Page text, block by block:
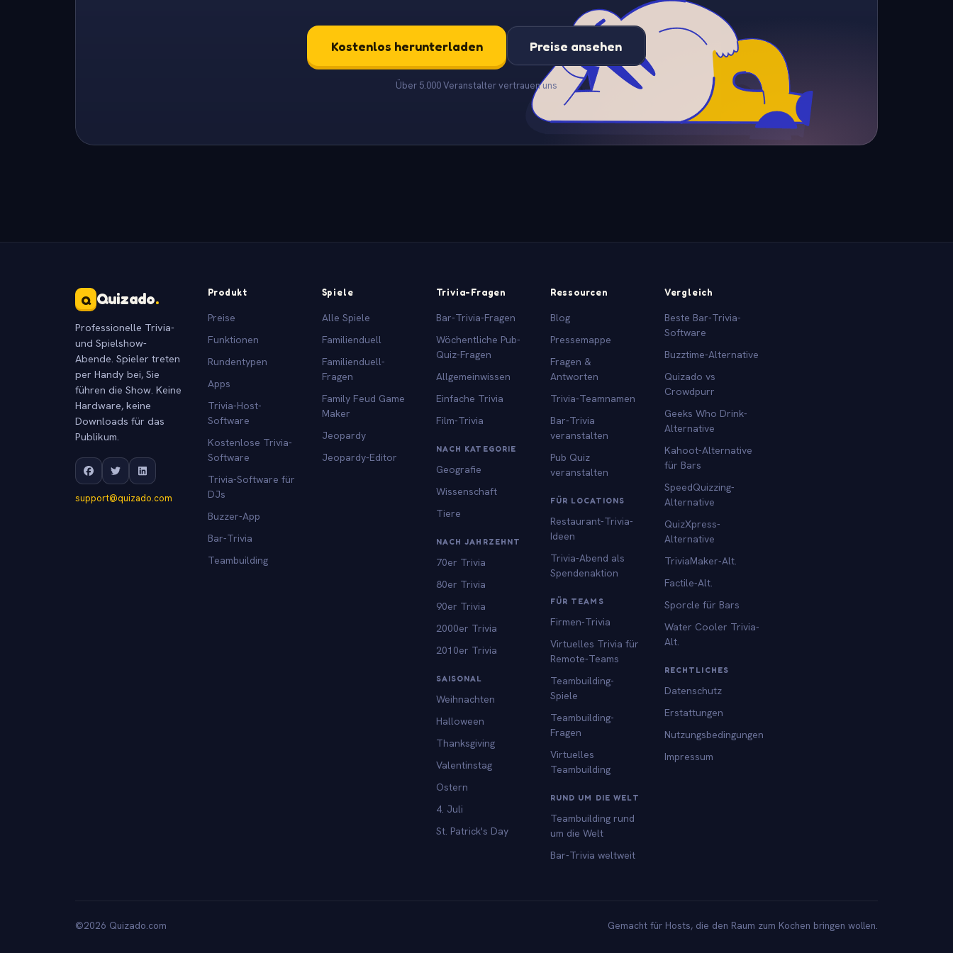
Kostenlos herunterladen Preise ansehen
Über 5.000 Veranstalter vertrauen uns
Q Quizado.
Professionelle Trivia-
und Spielshow-
Abende. Spieler treten
per Handy bei, Sie
führen die Show. Keine
Hardware, keine
Downloads für das
Publikum.
support@quizado.com
Produkt
Preise
Funktionen
Rundentypen
Apps
Trivia-Host-
Software
Kostenlose Trivia-
Software
Trivia-Software für
DJs
Buzzer-App
Bar-Trivia
Teambuilding
Spiele
Alle Spiele
Familienduell
Familienduell-
Fragen
Family Feud Game
Maker
Jeopardy
Jeopardy-Editor
Trivia-Fragen
Bar-Trivia-Fragen
Wöchentliche Pub-
Quiz-Fragen
Allgemeinwissen
Einfache Trivia
Film-Trivia
NACH KATEGORIE
Geografie
Wissenschaft
Tiere
NACH JAHRZEHNT
70er Trivia
80er Trivia
90er Trivia
2000er Trivia
2010er Trivia
SAISONAL
Weihnachten
Halloween
Thanksgiving
Valentinstag
Ostern
4. Juli
St. Patrick's Day
Ressourcen
Blog
Pressemappe
Fragen &
Antworten
Trivia-Teamnamen
Bar-Trivia
veranstalten
Pub Quiz
veranstalten
FÜR LOCATIONS
Restaurant-Trivia-
Ideen
Trivia-Abend als
Spendenaktion
FÜR TEAMS
Firmen-Trivia
Virtuelles Trivia für
Remote-Teams
Teambuilding-
Spiele
Teambuilding-
Fragen
Virtuelles
Teambuilding
RUND UM DIE WELT
Teambuilding rund
um die Welt
Bar-Trivia weltweit
Vergleich
Beste Bar-Trivia-
Software
Buzztime-Alternative
Quizado vs
Crowdpurr
Geeks Who Drink-
Alternative
Kahoot-Alternative
für Bars
SpeedQuizzing-
Alternative
QuizXpress-
Alternative
TriviaMaker-Alt.
Factile-Alt.
Sporcle für Bars
Water Cooler Trivia-
Alt.
RECHTLICHES
Datenschutz
Erstattungen
Nutzungsbedingungen
Impressum
©2026 Quizado.com Gemacht für Hosts, die den Raum zum Kochen bringen wollen.